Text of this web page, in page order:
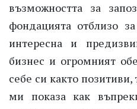
възможността за
фондацията отблизо
интересна и
бизнес и огромният
себе си както позитиви,
ми показа как